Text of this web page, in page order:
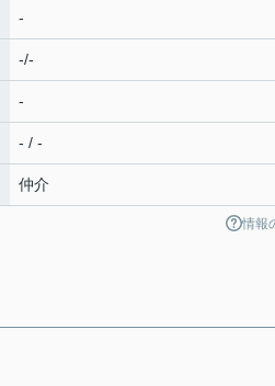
-
-/-
-
- / -
仲介
情報